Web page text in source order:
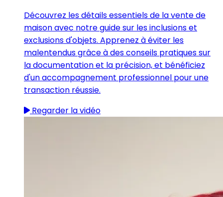
Découvrez les détails essentiels de la vente de
maison avec notre guide sur les inclusions et
exclusions d'objets. Apprenez à éviter les
malentendus grâce à des conseils pratiques sur
la documentation et la précision, et bénéficiez
d'un accompagnement professionnel pour une
transaction réussie.
Regarder la vidéo